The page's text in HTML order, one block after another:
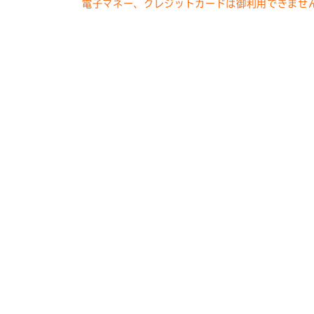
電子マネー、クレジットカードは御利用できませ